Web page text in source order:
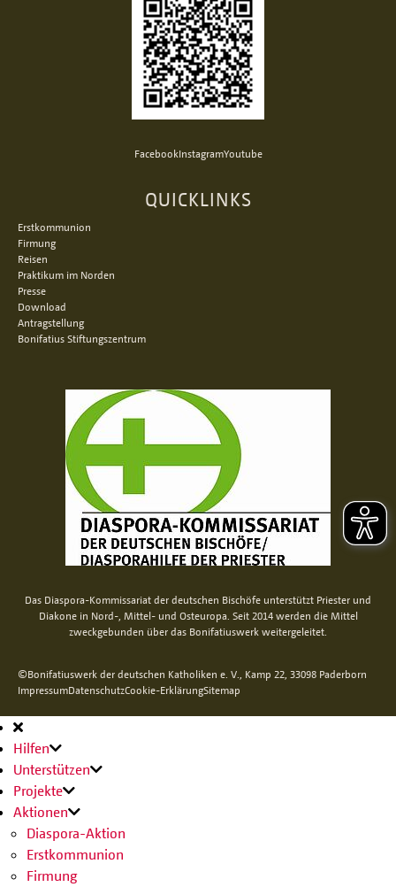
FacebookInstagramYoutube
QUICKLINKS
Erstkommunion
Firmung
Reisen
Praktikum im Norden
Presse
Download
Antragstellung
Bonifatius Stiftungszentrum
Das Diaspora-Kommissariat der deutschen Bischöfe unterstützt Priester und
Diakone in Nord-, Mittel- und Osteuropa. Seit 2014 werden die Mittel
zweckgebunden über das Bonifatiuswerk weitergeleitet.
©Bonifatiuswerk der deutschen Katholiken e. V., Kamp 22, 33098 Paderborn
ImpressumDatenschutzCookie-ErklärungSitemap
Hauptnavigation
Hilfen
Unterstützen
Projekte
Aktionen
Diaspora-Aktion
Erstkommunion
Firmung